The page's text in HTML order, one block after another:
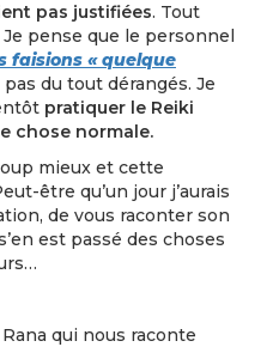
pas justifiées. Tout
pense que le personnel
faisions « quelque
du tout dérangés. Je
pratiquer le Reiki
chose normale.
mieux et cette
être qu’un jour j’aurais
de vous raconter son
est passé des choses
qui nous raconte